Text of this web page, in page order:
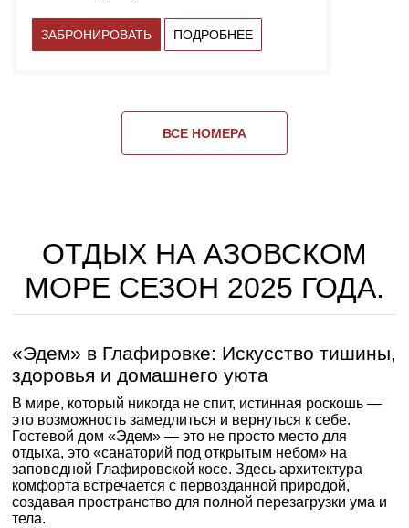
ЗАБРОНИРОВАТЬ ПОДРОБНЕЕ
ВСЕ НОМЕРА
ОТДЫХ НА АЗОВСКОМ
МОРЕ СЕЗОН 2025 ГОДА.
«Эдем» в Глафировке: Искусство тишины,
здоровья и домашнего уюта
В мире, который никогда не спит, истинная роскошь —
это возможность замедлиться и вернуться к себе.
Гостевой дом «Эдем» — это не просто место для
отдыха, это «санаторий под открытым небом» на
заповедной Глафировской косе. Здесь архитектура
комфорта встречается с первозданной природой,
создавая пространство для полной перезагрузки ума и
тела.